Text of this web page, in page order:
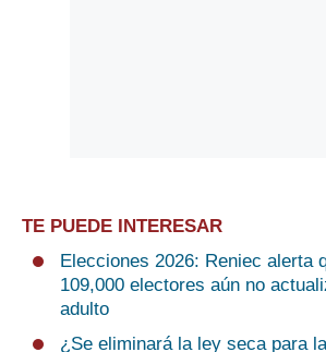
TE PUEDE INTERESAR
Elecciones 2026: Reniec alerta
109,000 electores aún no
adulto
¿Se eliminará la ley seca para